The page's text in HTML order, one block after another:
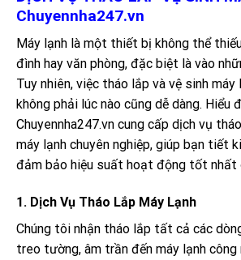
Chuyennha247.vn
Máy lạnh là một thiết bị không thể
đình hay văn phòng, đặc biệt là vào
Tuy nhiên, việc tháo lắp và vệ sinh máy
không phải lúc nào cũng dễ dàng. Hiểu
Chuyennha247.vn cung cấp dịch vụ
máy lạnh chuyên nghiệp, giúp bạn tiết
đảm bảo hiệu suất hoạt động tốt nhất
1. Dịch Vụ Tháo Lắp Máy Lạnh
Chúng tôi nhận tháo lắp tất cả các
treo tường, âm trần đến máy lạnh